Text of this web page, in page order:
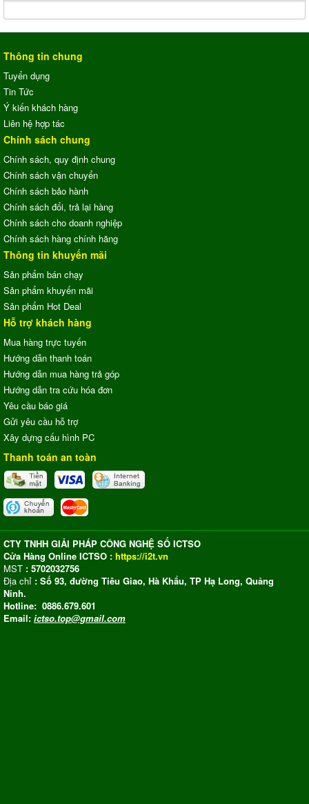
Thông tin chung
Tuyển dụng
Tin Tức
Ý kiến khách hàng
Liên hệ hợp tác
Chính sách chung
Chính sách, quy định chung
Chính sách vận chuyển
Chính sách bảo hành
Chính sách đổi, trả lại hàng
Chính sách cho doanh nghiệp
Chính sách hàng chính hãng
Thông tin khuyến mãi
Sản phẩm bán chạy
Sản phẩm khuyến mãi
Sản phẩm Hot Deal
Hỗ trợ khách hàng
Mua hàng trực tuyến
Hướng dẫn thanh toán
Hướng dẫn mua hàng trả góp
Hướng dẫn tra cứu hóa đơn
Yêu cầu báo giá
Gửi yêu cầu hỗ trợ
Xây dựng cấu hình PC
Thanh toán an toàn
CTY TNHH GIẢI PHÁP CÔNG NGHỆ SỐ ICTSO
Cửa Hàng Online ICTSO : https://i2t.vn
MST : 5702032756
Địa chỉ : Số 93, đường Tiêu Giao, Hà Khẩu, TP Hạ Long, Quảng
Ninh.
Hotline: 0886.679.601
Email: ictso.top@gmail.com